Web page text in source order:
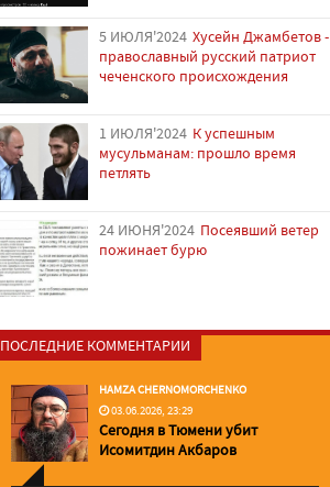
5 ИЮЛЯ'2024 Хусейн Джамбетов -
православный русский патриот
чеченского происхождения
1 ИЮЛЯ'2024 К успешным
мусульманам: прошло время
петлять
24 ИЮНЯ'2024 Посеявший ветер
пожинает бурю
ПОСЛЕДНИЕ КОММЕНТАРИИ
HAMZA CHERNOMORCHENKO
03.06.2026, 23:29
Сегодня в Тюмени убит
Исомитдин Акбаров